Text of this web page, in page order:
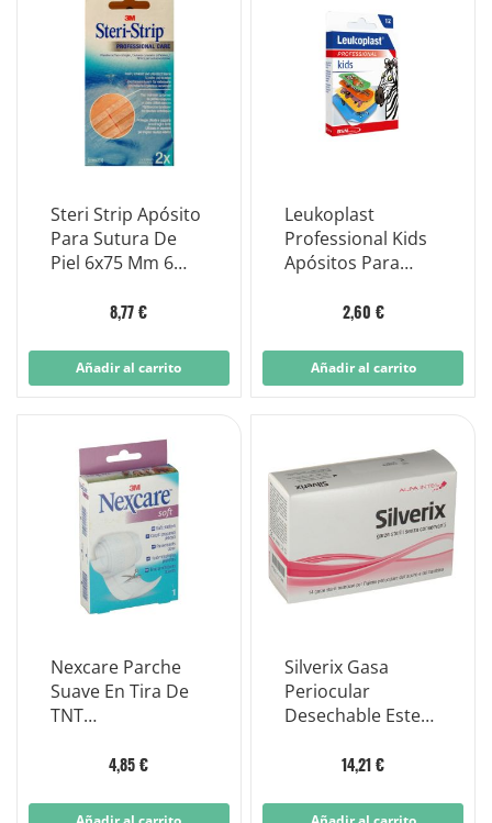
Steri Strip Apósito
Para Sutura De
Piel 6x75 Mm 6
8,77 €
Añadir al carrito
Leukoplast
Professional Kids
Apósitos Para
12 Apósitos
2,60 €
Añadir al carrito
Nexcare Parche
Suave En Tira De
TNT
4,85 €
Silverix Gasa
Periocular
Desechable Esteril
14,21 €